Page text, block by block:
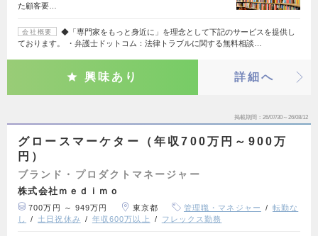
た顧客要…
会社概要
◆「専門家をもっと身近に」を理念として下記のサービスを提供し
ております。 ・弁護士ドットコム：法律トラブルに関する無料相談…
興味あり 詳細へ
掲載期間 26/07/30～26/08/12
グロースマーケター（年収700万円～900万
円）
ブランド・プロダクトマネージャー
株式会社ｍｅｄｉｍｏ
700万円 ～ 949万円 東京都 管理職・マネジャー
転勤な
し
土日祝休み 年収600万以上 フレックス勤務